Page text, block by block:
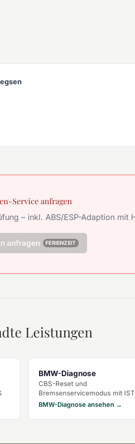
Service anfragen
– inkl. ABS/ESP-Adaption mit
anfragen FERIENZEIT
Leistungen
BMW-Diagnose
CBS-Reset und
Bremsenservicemodus mit
BMW-Diagnose ansehen →